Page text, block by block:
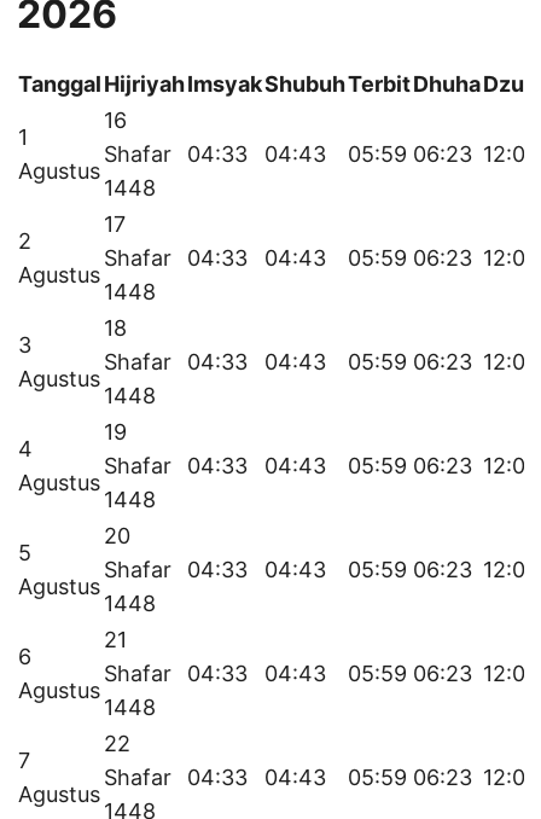
2026
TanggalHijriyahImsyakShubuhTerbitDhuha
1
Agustus
16
Shafar
1448
04:33 04:43 05:59 06:23 12:04
2
Agustus
17
Shafar
1448
04:33 04:43 05:59 06:23 12:04
3
Agustus
18
Shafar
1448
04:33 04:43 05:59 06:23 12:04
4
Agustus
19
Shafar
1448
04:33 04:43 05:59 06:23 12:04
5
Agustus
20
Shafar
1448
04:33 04:43 05:59 06:23 12:04
6
Agustus
21
Shafar
1448
04:33 04:43 05:59 06:23 12:04
7
Agustus
22
Shafar
1448
04:33 04:43 05:59 06:23 12:04